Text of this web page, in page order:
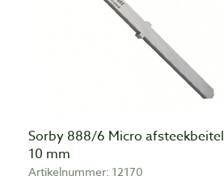
Sorby 888/6 Micro afsteekbeitel
10 mm
Artikelnummer: 12170